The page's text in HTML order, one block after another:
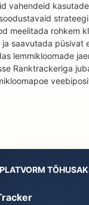
vahendeid
meelitada rohkem
saavutada püsivat
lemmikloomade
Ranktrackeriga